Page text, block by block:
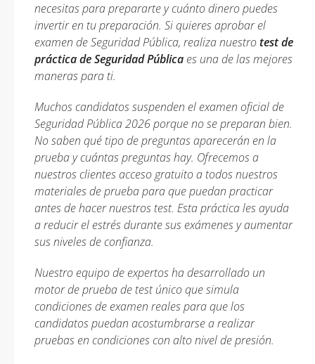
necesitas para prepararte y cuánto dinero puedes
invertir en tu preparación. Si quieres aprobar el
examen de Seguridad Pública, realiza nuestro test de
práctica de Seguridad Pública es una de las mejores
maneras para ti.
Muchos candidatos suspenden el examen oficial de
Seguridad Pública 2026 porque no se preparan bien.
No saben qué tipo de preguntas aparecerán en la
prueba y cuántas preguntas hay. Ofrecemos a
nuestros clientes acceso gratuito a todos nuestros
materiales de prueba para que puedan practicar
antes de hacer nuestros test. Esta práctica les ayuda
a reducir el estrés durante sus exámenes y aumentar
sus niveles de confianza.
Nuestro equipo de expertos ha desarrollado un
motor de prueba de test único que simula
condiciones de examen reales para que los
candidatos puedan acostumbrarse a realizar
pruebas en condiciones con alto nivel de presión.